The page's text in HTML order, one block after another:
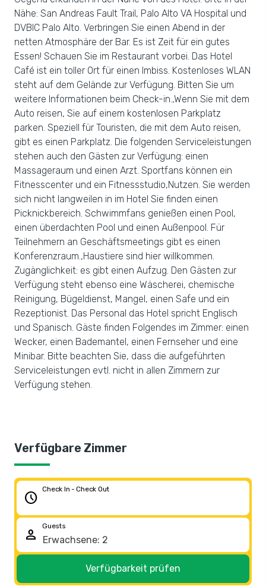
Nähe: San Andreas Fault Trail, Palo Alto VA Hospital und
DVBIC Palo Alto. Verbringen Sie einen Abend in der
netten Atmosphäre der Bar. Es ist Zeit für ein gutes
Essen! Schauen Sie im Restaurant vorbei. Das Hotel
Café ist ein toller Ort für einen Imbiss. Kostenloses WLAN
steht auf dem Gelände zur Verfügung. Bitten Sie um
weitere Informationen beim Check-in.,Wenn Sie mit dem
Auto reisen, Sie auf einem kostenlosen Parkplatz
parken. Speziell für Touristen, die mit dem Auto reisen,
gibt es einen Parkplatz. Die folgenden Serviceleistungen
stehen auch den Gästen zur Verfügung: einen
Massageraum und einen Arzt. Sportfans können ein
Fitnesscenter und ein Fitnessstudio,Nutzen. Sie werden
sich nicht langweilen in im Hotel Sie finden einen
Picknickbereich. Schwimmfans genießen einen Pool,
einen überdachten Pool und einen Außenpool. Für
Teilnehmern an Geschäftsmeetings gibt es einen
Konferenzraum.,Haustiere sind hier willkommen.
Zugänglichkeit: es gibt einen Aufzug. Den Gästen zur
Verfügung steht ebenso eine Wäscherei, chemische
Reinigung, Bügeldienst, Mangel, einen Safe und ein
Rezeptionist. Das Personal das Hotel spricht Englisch
und Spanisch. Gäste finden Folgendes im Zimmer: einen
Wecker, einen Bademantel, einen Fernseher und eine
Minibar. Bitte beachten Sie, dass die aufgeführten
Serviceleistungen evtl. nicht in allen Zimmern zur
Verfügung stehen.
Verfügbare Zimmer
schedule
Check In - Check Out
person
Guests
Verfügbarkeit prüfen